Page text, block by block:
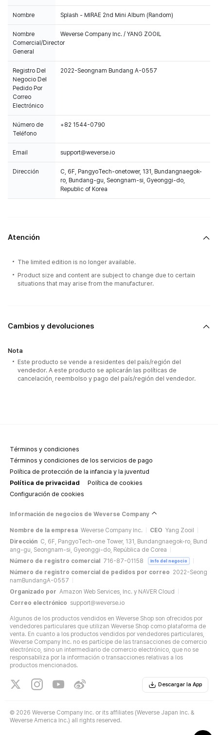
and Circle Chart.
Nombre Splash - MIRAE 2nd Mini Album (Random)
Nombre
Comercial/Director
General
Weverse Company Inc. / YANG ZOOIL
Registro Del
Negocio Del
Pedido Por
Correo
Electrónico
2022-Seongnam Bundang A-0557
Número de
Teléfono
+82 1544-0790
Email support@weverse.io
Dirección
C, 6F, PangyoTech-onetower, 131, Bundangnaegok-
ro, Bundang-gu, Seongnam-si, Gyeonggi-do,
Republic of Korea
Atención
The limited edition is no longer available.
Product size and content are subject to change due to certain
situations that may arise from the manufacturer.
Cambios y devoluciones
Nota
Este producto se vende a residentes del país/región del
vendedor. A este producto se aplicarán las políticas de
cancelación, reembolso y pago del país/región del vendedor.
Términos y condiciones
Términos y condiciones de los servicios de pago
Política de protección de la infancia y la juventud
Política de privacidad
Política de cookies
Configuración de cookies
Información de negocios de Weverse Company
Nombre de la empresa Weverse Company Inc. CEO Yang Zooil
Dirección C, 6F, PangyoTech-one Tower, 131, Bundangnaegok-ro, Bund
ang-gu, Seongnam-si, Gyeonggi-do, República de Corea
Número de registro comercial
716-87-01158 Info del negocio
Número de registro comercial de pedidos por correo 2022-Seong
namBundangA-0557
Organizado por Amazon Web Services, Inc. y NAVER Cloud
Correo electrónico support@weverse.io
Algunos de los productos vendidos en Weverse Shop son ofrecidos por
vendedores particulares que utilizan Weverse Shop como plataforma de
venta. En cuanto a los productos vendidos por vendedores particulares,
Weverse Company Inc. no es partícipe de las transacciones de comercio
electrónico, sino un intermediario de comercio electrónico, que no se
responsabiliza por la información o transacciones relativas a los
productos mencionados.
Descargar la App
© 2026 Weverse Company Inc. or its affiliates (Weverse Japan Inc. &
Weverse America Inc.) all rights reserved.